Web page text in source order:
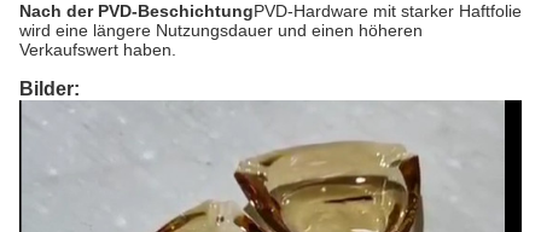
Nach der PVD-BeschichtungPVD-Hardware mit starker Haftfolie
wird eine längere Nutzungsdauer und einen höheren
Verkaufswert haben.
Bilder: